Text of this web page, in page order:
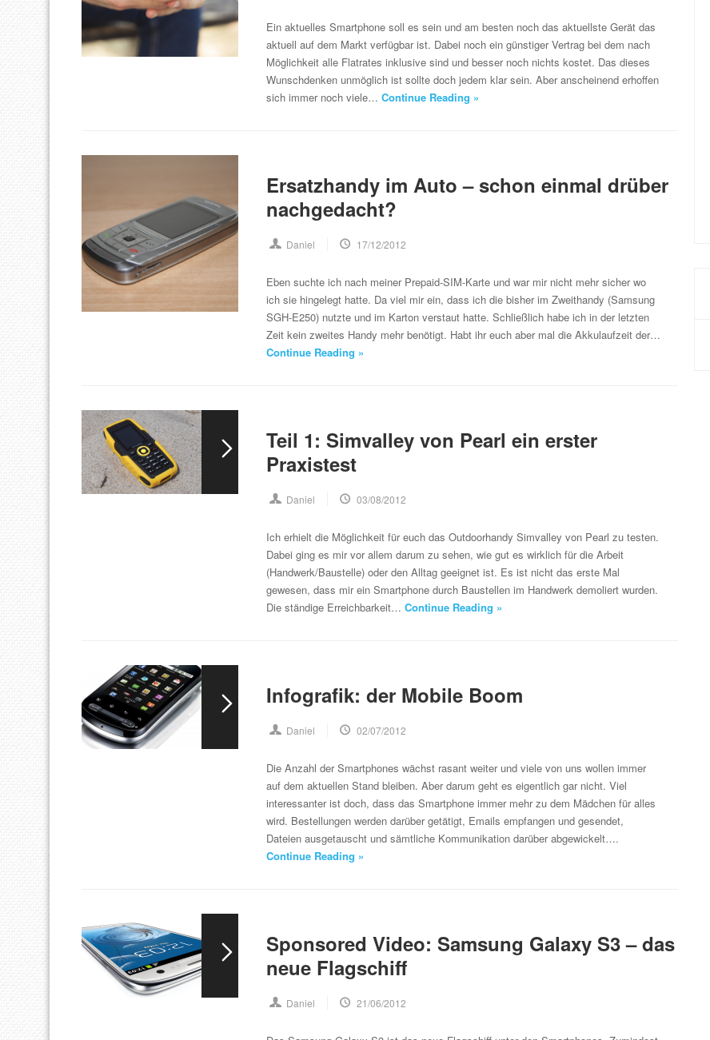
Ein aktuelles Smartphone soll es sein und am besten noch das aktuellste Gerät das
aktuell auf dem Markt verfügbar ist. Dabei noch ein günstiger Vertrag bei dem nach
Möglichkeit alle Flatrates inklusive sind und besser noch nichts kostet. Das dieses
Wunschdenken unmöglich ist sollte doch jedem klar sein. Aber anscheinend erhoffen
sich immer noch viele…Continue Reading »
Ersatzhandy im Auto – schon einmal drüber
nachgedacht?
Daniel 17/12/2012
Eben suchte ich nach meiner Prepaid-SIM-Karte und war mir nicht mehr sicher wo
ich sie hingelegt hatte. Da viel mir ein, dass ich die bisher im Zweithandy (Samsung
SGH-E250) nutzte und im Karton verstaut hatte. Schließlich habe ich in der letzten
Zeit kein zweites Handy mehr benötigt. Habt ihr euch aber mal die Akkulaufzeit der…
Continue Reading »
Teil 1: Simvalley von Pearl ein erster
Praxistest
Daniel 03/08/2012
Ich erhielt die Möglichkeit für euch das Outdoorhandy Simvalley von Pearl zu testen.
Dabei ging es mir vor allem darum zu sehen, wie gut es wirklich für die Arbeit
(Handwerk/Baustelle) oder den Alltag geeignet ist. Es ist nicht das erste Mal
gewesen, dass mir ein Smartphone durch Baustellen im Handwerk demoliert wurden.
Die ständige Erreichbarkeit…Continue Reading »
Infografik: der Mobile Boom
Daniel 02/07/2012
Die Anzahl der Smartphones wächst rasant weiter und viele von uns wollen immer
auf dem aktuellen Stand bleiben. Aber darum geht es eigentlich gar nicht. Viel
interessanter ist doch, dass das Smartphone immer mehr zu dem Mädchen für alles
wird. Bestellungen werden darüber getätigt, Emails empfangen und gesendet,
Dateien ausgetauscht und sämtliche Kommunikation darüber abgewickelt….
Continue Reading »
Sponsored Video: Samsung Galaxy S3 – das
neue Flagschiff
Daniel 21/06/2012